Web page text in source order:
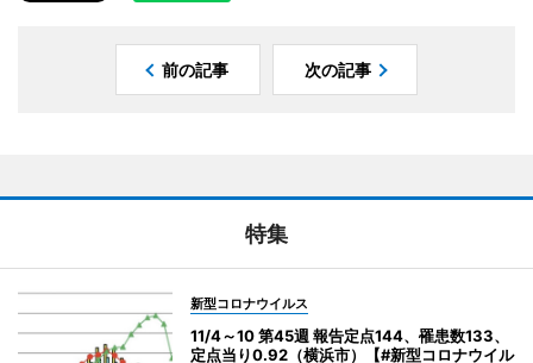
前の記事 次の記事
特集
新型コロナウイルス
11/4～10 第45週 報告定点144、罹患数133、
定点当り0.92（横浜市）【#新型コロナウイル